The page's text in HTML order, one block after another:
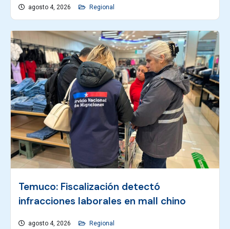
agosto 4, 2026 Regional
Temuco: Fiscalización detectó
infracciones laborales en mall chino
agosto 4, 2026 Regional